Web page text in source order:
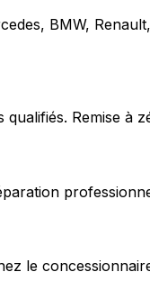
BMW,
Remise à
le